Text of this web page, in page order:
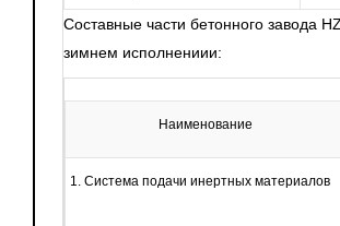
Составные части бетонного завода
зимнем исполнениии:
Наименование
1. Система подачи инертных материалов